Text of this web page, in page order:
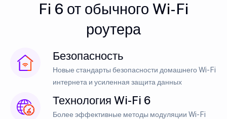
Fi 6 от обычного Wi-Fi
роутера
Безопасность
Новые стандарты безопасности домашнего Wi-Fi
интернета и усиленная защита данных
Технология Wi-Fi 6
Более эффективные методы модуляции Wi-Fi